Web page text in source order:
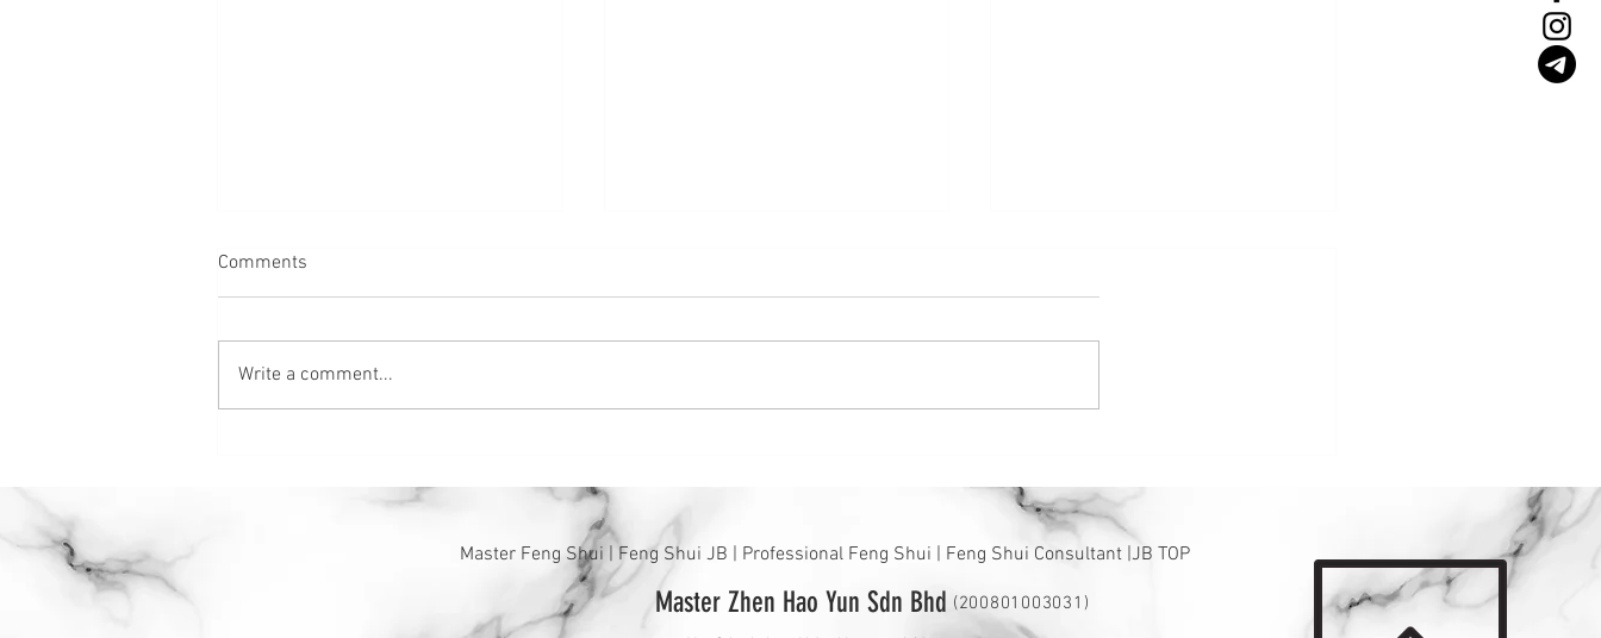
Comments
Write a comment...
Master Zhen Hao Yun Sdn Bhd
Master Feng Shui | Feng Shui JB | Professional Feng Shui | Feng Shui Consultant |JB TOP
(200801003031)